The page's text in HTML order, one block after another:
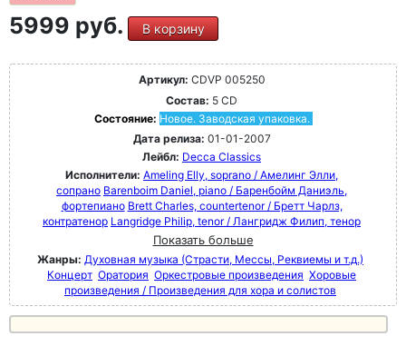
5999 руб. В корзину
Артикул: CDVP 005250
Состав: 5 CD
Состояние: Новое. Заводская упаковка.
Дата релиза: 01-01-2007
Лейбл: Decca Classics
Исполнители: Ameling Elly, soprano / Амелинг Элли,
сопрано Barenboim Daniel, piano / Баренбойм Даниэль,
фортепиано Brett Charles, countertenor / Бретт Чарлз,
контратенор Langridge Philip, tenor / Лангридж Филип, тенор
Показать больше
Жанры: Духовная музыка (Страсти, Мессы, Реквиемы и т.д.)
Концерт Оратория Оркестровые произведения Хоровые
произведения / Произведения для хора и солистов